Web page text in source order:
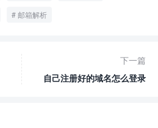
邮箱解析
下一篇
自己注册好的域名怎么登录